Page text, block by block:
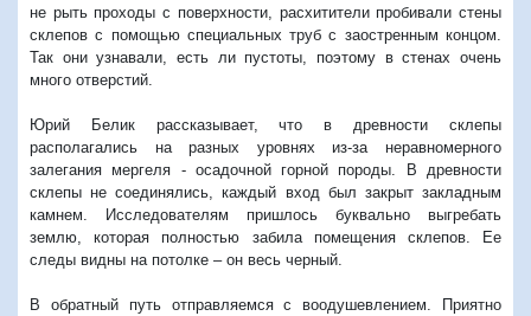
не рыть проходы с поверхности, расхитители пробивали стены
склепов с помощью специальных труб с заостренным концом.
Так они узнавали, есть ли пустоты, поэтому в стенах очень
много отверстий.
Юрий Белик рассказывает, что в древности склепы
располагались на разных уровнях из-за неравномерного
залегания мергеля - осадочной горной породы. В древности
склепы не соединялись, каждый вход был закрыт закладным
камнем. Исследователям пришлось буквально выгребать
землю, которая полностью забила помещения склепов. Ее
следы видны на потолке – он весь черный.
В обратный путь отправляемся с воодушевлением. Приятно